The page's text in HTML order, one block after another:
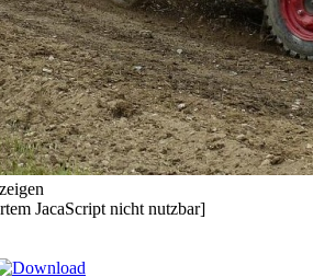
JacaScript nicht nutzbar]